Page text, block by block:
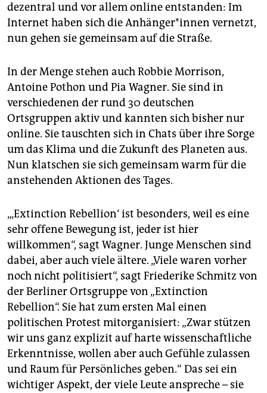
dezentral und vor allem online entstanden: Im
Internet haben sich die Anhänger*innen vernetzt,
nun gehen sie gemeinsam auf die Straße.
In der Menge stehen auch Robbie Morrison,
Antoine Pothon und Pia Wagner. Sie sind in
verschiedenen der rund 30 deutschen
Ortsgruppen aktiv und kannten sich bisher nur
online. Sie tauschten sich in Chats über ihre Sorge
um das Klima und die Zukunft des Planeten aus.
Nun klatschen sie sich gemeinsam warm für die
anstehenden Aktionen des Tages.
„‚Extinction Rebellion‘ ist besonders, weil es eine
sehr offene Bewegung ist, jeder ist hier
willkommen“, sagt Wagner. Junge Menschen sind
dabei, aber auch viele ältere. „Viele waren vorher
noch nicht politisiert“, sagt Friederike Schmitz von
der Berliner Ortsgruppe von „Extinction
Rebellion“. Sie hat zum ersten Mal einen
politischen Protest mitorganisiert: „Zwar stützen
wir uns ganz explizit auf harte wissenschaftliche
Erkenntnisse, wollen aber auch Gefühle zulassen
und Raum für Persönliches geben.“ Das sei ein
wichtiger Aspekt, der viele Leute anspreche – sie